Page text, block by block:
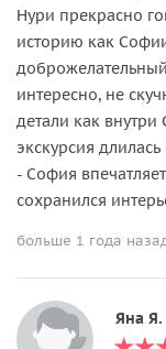
Нури прекрасно
историю как
интересно, не
детали как
экскурсия
- София
сохранился
больше 1 года
Яна Я.